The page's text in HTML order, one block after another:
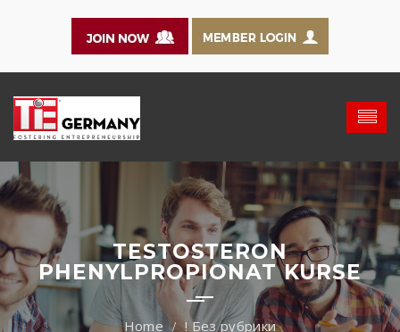
TESTOSTERON
PHENYLPROPIONAT KURSE
! Без рубрики